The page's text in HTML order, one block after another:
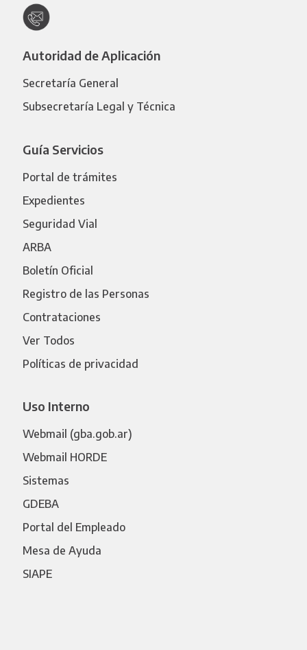
Autoridad de Aplicación
Secretaría General
Subsecretaría Legal y Técnica
Guía Servicios
Portal de trámites
Expedientes
Seguridad Vial
ARBA
Boletín Oficial
Registro de las Personas
Contrataciones
Ver Todos
Políticas de privacidad
Uso Interno
Webmail (gba.gob.ar)
Webmail HORDE
Sistemas
GDEBA
Portal del Empleado
Mesa de Ayuda
SIAPE